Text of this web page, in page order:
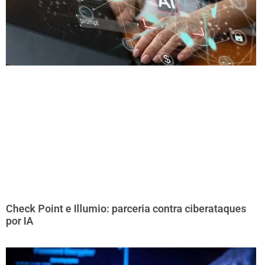
Check Point e Illumio: parceria contra ciberataques
por IA